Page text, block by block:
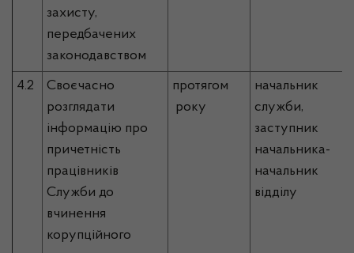
захисту,
передбачених
законодавством
4.2
Своєчасно
розглядати
інформацію про
причетність
працівників
Служби до
вчинення
корупційного
протягом
року
начальник
служби,
заступник
начальника-
начальник
відділу